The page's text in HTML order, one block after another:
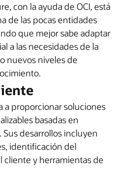
con la ayuda de OCI, está
de las pocas entidades
que mejor sabe adaptar
a las necesidades de la
nuevos niveles de
a proporcionar soluciones
basadas en
desarrollos incluyen
identificación del
y herramientas de